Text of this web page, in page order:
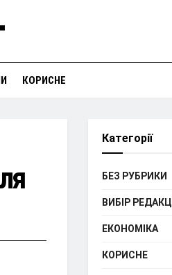
КОРИСНЕ
Категорії
БЕЗ РУБРИКИ
ВИБІР РЕДАКЦІЇ
ЕКОНОМІКА
КОРИСНЕ